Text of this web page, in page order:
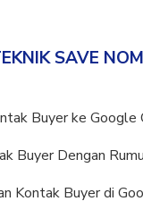
SAVE
Buyer ke Google
Buyer Dengan
Kontak Buyer di